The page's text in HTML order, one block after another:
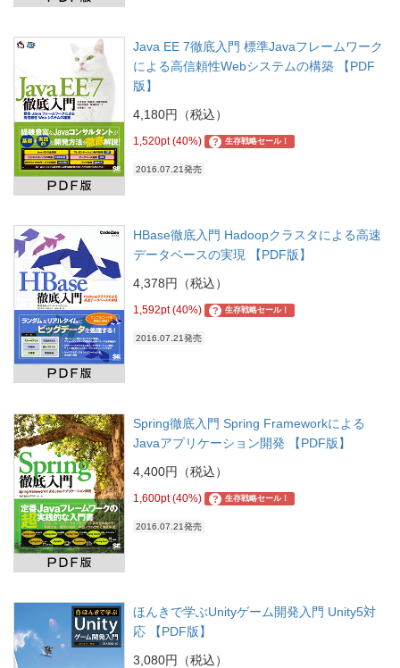
Java EE 7徹底入門 標準Javaフレームワーク
による高信頼性Webシステムの構築 【PDF
版】
4,180円（税込）
1,520pt (40%) ? 生存戦略セール！
2016.07.21発売
HBase徹底入門 Hadoopクラスタによる高速
データベースの実現 【PDF版】
4,378円（税込）
1,592pt (40%) ? 生存戦略セール！
2016.07.21発売
Spring徹底入門 Spring Frameworkによる
Javaアプリケーション開発 【PDF版】
4,400円（税込）
1,600pt (40%) ? 生存戦略セール！
2016.07.21発売
ほんきで学ぶUnityゲーム開発入門 Unity5対
応 【PDF版】
3,080円（税込）